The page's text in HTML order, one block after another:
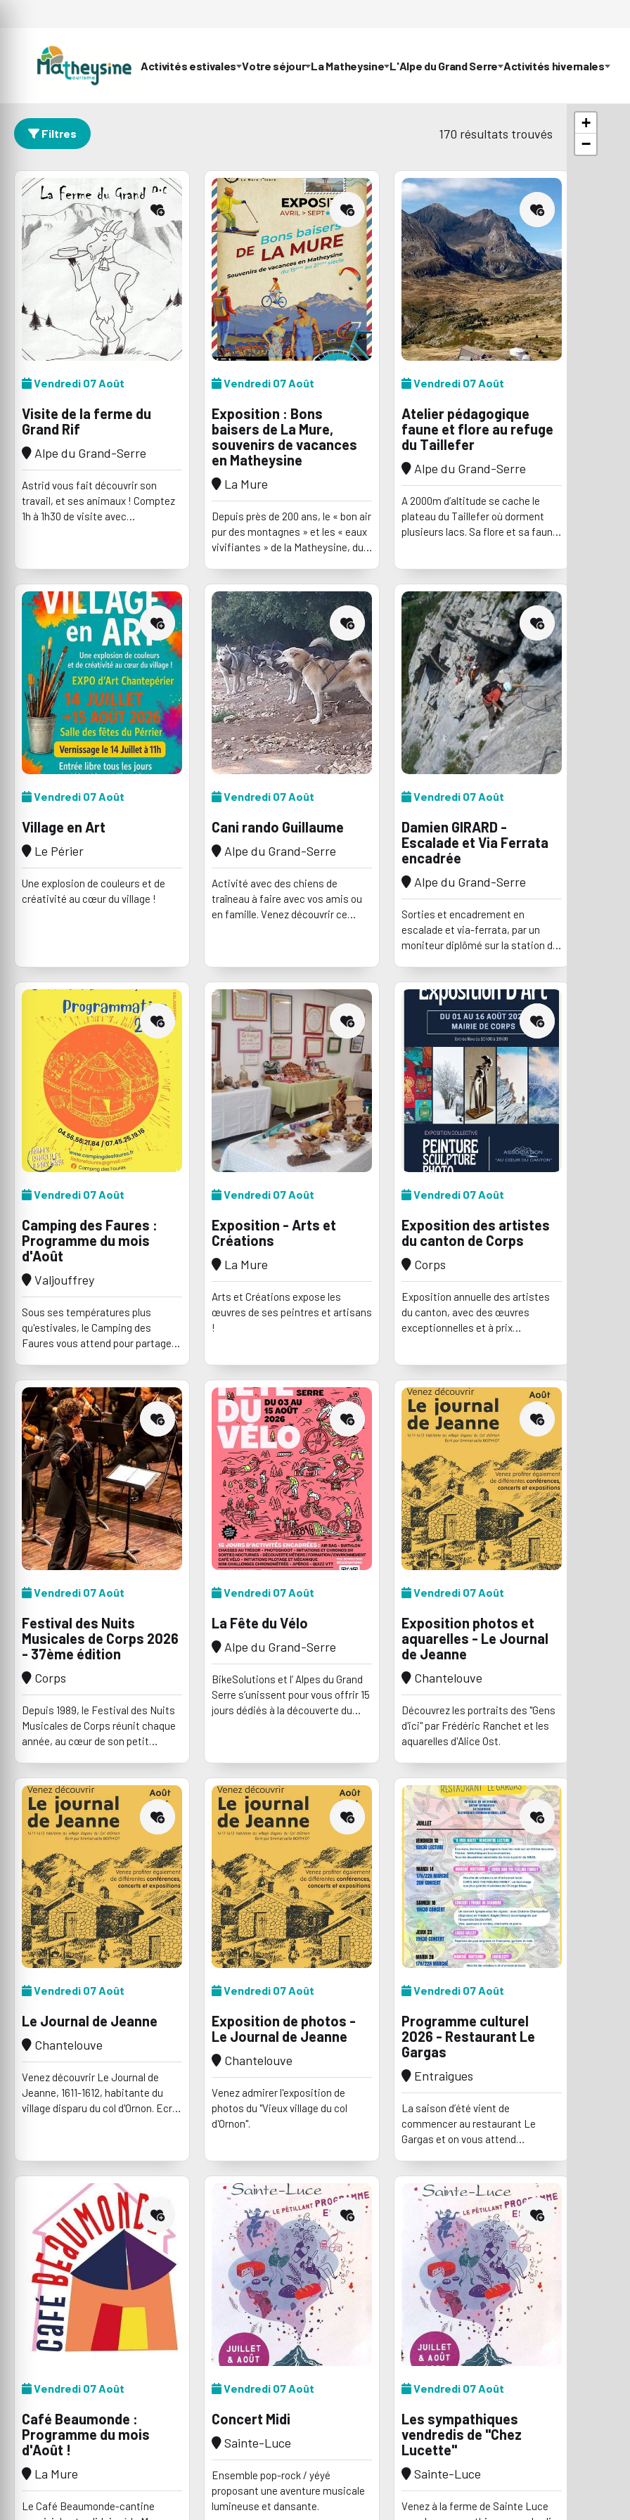
Activités estivales Votre séjour La Matheysine L'Alpe du Grand Serre Activités hivernales
Filtres 170 résultats trouvés
Vendredi 07 Août
Visite de la ferme du
Grand Rif
Alpe du Grand-Serre
Astrid vous fait découvrir son
travail, et ses animaux ! Comptez
1h à 1h30 de visite avec
samedis de 14h30 à 19h.
Vendredi 07 Août
Exposition : Bons
baisers de La Mure,
souvenirs de vacances
en Matheysine
La Mure
Depuis près de 200 ans, le « bon air
pur des montagnes » et les « eaux
vivifiantes » de la Matheysine, du
certaine bourgeoisie puis les
colonies de vacances profitent
des richesses de la région...
Vendredi 07 Août
Atelier pédagogique
faune et flore au refuge
du Taillefer
Alpe du Grand-Serre
A 2000m d’altitude se cache le
plateau du Taillefer où dorment
plusieurs lacs. Sa flore et sa faune
dans ce cadre unique, sentier
accessible pour petits et grands.
Vendredi 07 Août
Village en Art
Le Périer
Une explosion de couleurs et de
créativité au cœur du village !
Vendredi 07 Août
Cani rando Guillaume
Alpe du Grand-Serre
Activité avec des chiens de
traîneau à faire avec vos amis ou
en famille. Venez découvrir ce
Vendredi 07 Août
Damien GIRARD -
Escalade et Via Ferrata
encadrée
Alpe du Grand-Serre
Sorties et encadrement en
escalade et via-ferrata, par un
moniteur diplômé sur la station de
Vendredi 07 Août
Camping des Faures :
Programme du mois
d'Août
Valjouffrey
Sous ses températures plus
qu'estivales, le Camping des
Faures vous attend pour partager
frais naturel des Faures !
Vendredi 07 Août
Exposition - Arts et
Créations
La Mure
Arts et Créations expose les
œuvres de ses peintres et artisans
!
Vendredi 07 Août
Exposition des artistes
du canton de Corps
Corps
Exposition annuelle des artistes
du canton, avec des œuvres
exceptionnelles et à prix
un millier de visiteurs sur la
période.
Vendredi 07 Août
Festival des Nuits
Musicales de Corps 2026
- 37ème édition
Corps
Depuis 1989, le Festival des Nuits
Musicales de Corps réunit chaque
année, au cœur de son petit
internationale.
Vendredi 07 Août
La Fête du Vélo
Alpe du Grand-Serre
BikeSolutions et l’ Alpes du Grand
Serre s’unissent pour vous offrir 15
jours dédiés à la découverte du
Vendredi 07 Août
Exposition photos et
aquarelles - Le Journal
de Jeanne
Chantelouve
Découvrez les portraits des "Gens
d'ici" par Frédéric Ranchet et les
aquarelles d'Alice Ost.
Vendredi 07 Août
Le Journal de Jeanne
Chantelouve
Venez découvrir Le Journal de
Jeanne, 1611-1612, habitante du
village disparu du col d'Ornon. Ecrit
Vendredi 07 Août
Exposition de photos -
Le Journal de Jeanne
Chantelouve
Venez admirer l'exposition de
photos du "Vieux village du col
d'Ornon".
Vendredi 07 Août
Programme culturel
2026 - Restaurant Le
Gargas
Entraigues
La saison d’été vient de
commencer au restaurant Le
Gargas et on vous attend
Vendredi 07 Août
Café Beaumonde :
Programme du mois
d'Août !
La Mure
Le Café Beaumonde-cantine
Vendredi 07 Août
Concert Midi
Sainte-Luce
Ensemble pop-rock / yéyé
proposant une aventure musicale
lumineuse et dansante.
Vendredi 07 Août
Les sympathiques
vendredis de "Chez
Lucette"
Sainte-Luce
Venez à la ferme de Sainte Luce
+
−